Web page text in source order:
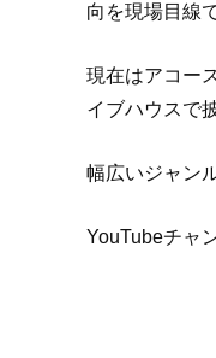
向を現場目線
現在はアコー
イブハウスで
幅広いジャン
YouTubeチャ